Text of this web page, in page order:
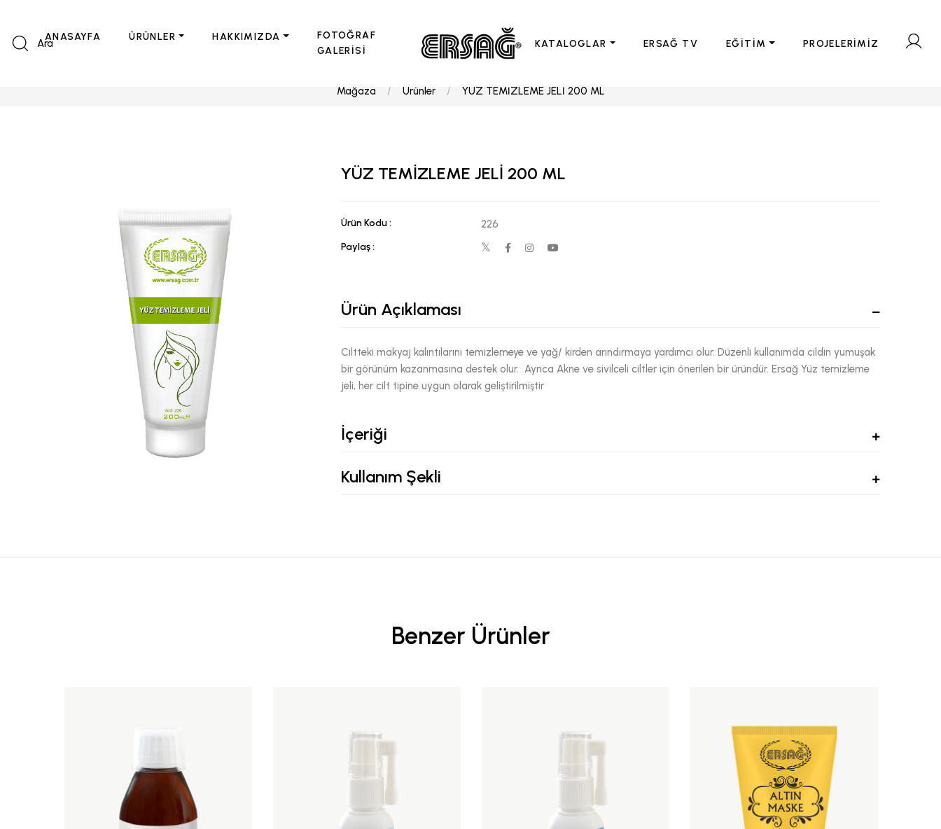
Ara
ANASAYFA ÜRÜNLER HAKKIMIZDA
FOTOĞRAF
GALERİSİ
KATALOGLAR ERSAĞ TV EĞİTİM PROJELERİMİZ
Mağaza Ürünler YÜZ TEMİZLEME JELİ 200 ML
YÜZ TEMİZLEME JELİ 200 ML
Ürün Kodu : 226
Paylaş :
Ürün Açıklaması
Ciltteki makyaj kalıntılarını temizlemeye ve yağ/ kirden arındırmaya yardımcı olur. Düzenli kullanımda cildin yumuşak
bir görünüm kazanmasına destek olur. Ayrıca Akne ve sivilceli ciltler için önerilen bir üründür. Ersağ Yüz temizleme
jeli, her cilt tipine uygun olarak geliştirilmiştir
İçeriği
Kullanım Şekli
Benzer Ürünler